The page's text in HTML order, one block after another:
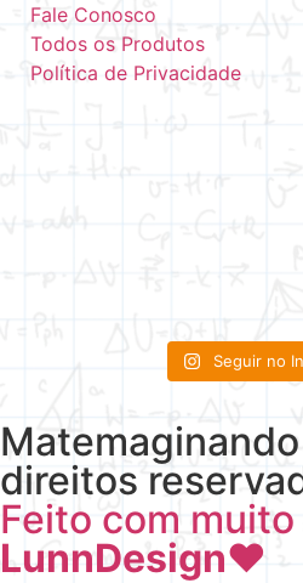
Fale Conosco
Todos os Produtos
Política de Privacidade
Seguir no
direitos
Feito com
LunnDesign♥